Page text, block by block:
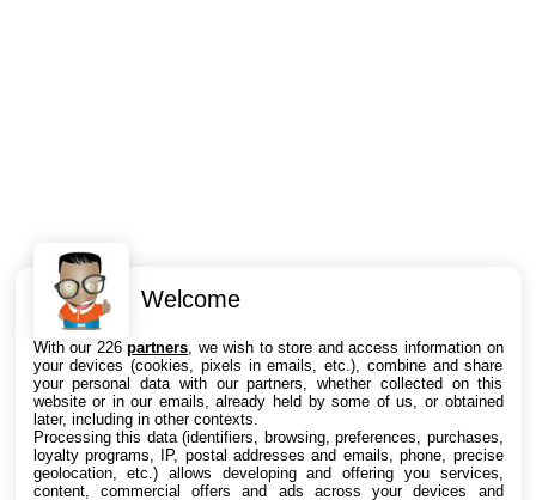
Intéressant ? Partagez !
Welcome
With our 226partners , we wish to store and access information on
your devices (cookies, pixels in emails, etc.), combine and share
your personal data with our partners, whether collected on this
website or in our emails, already held by some of us, or obtained
later, including in other contexts.
Processing this data (identifiers, browsing, preferences, purchases,
loyalty programs, IP, postal addresses and emails, phone, precise
geolocation, etc.) allows developing and offering you services,
content, commercial offers and ads across your devices and